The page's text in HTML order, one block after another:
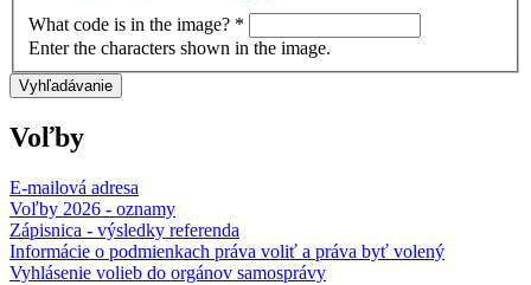
What code is in the image? *
Enter the characters shown in the image.
Voľby
E-mailová adresa
Voľby 2026 - oznamy
Zápisnica - výsledky referenda
Informácie o podmienkach práva voliť a práva byť volený
Vyhlásenie volieb do orgánov samosprávy